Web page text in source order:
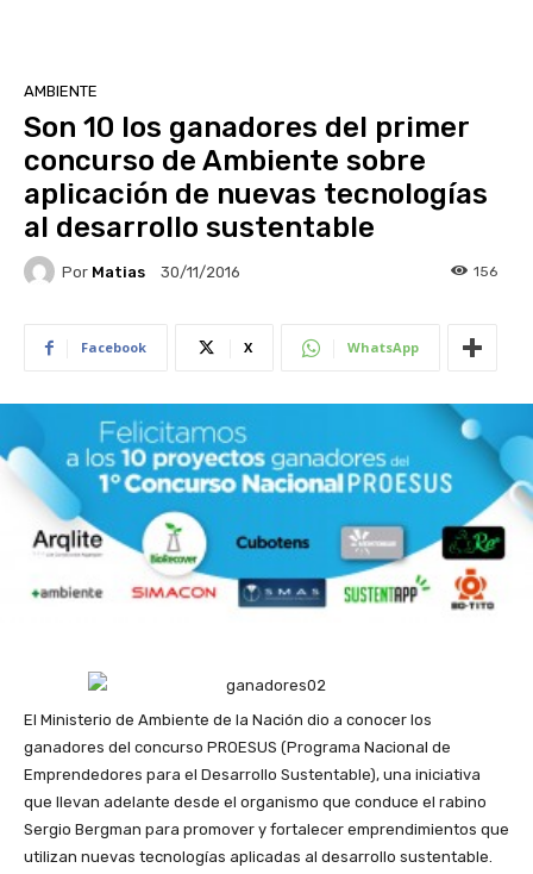
AMBIENTE
Son 10 los ganadores del primer
concurso de Ambiente sobre
aplicación de nuevas tecnologías
al desarrollo sustentable
Por Matias 30/11/2016 156
Facebook X WhatsApp
El Ministerio de Ambiente de la Nación dio a conocer los
ganadores del concurso PROESUS (Programa Nacional de
Emprendedores para el Desarrollo Sustentable), una iniciativa
que llevan adelante desde el organismo que conduce el rabino
Sergio Bergman para promover y fortalecer emprendimientos que
utilizan nuevas tecnologías aplicadas al desarrollo sustentable.